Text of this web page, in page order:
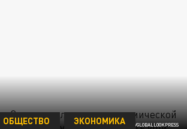
NIKOLAY GYNGAZOV/GLOBALLOOKPRESS
ОБЩЕСТВО ЭКОНОМИКА